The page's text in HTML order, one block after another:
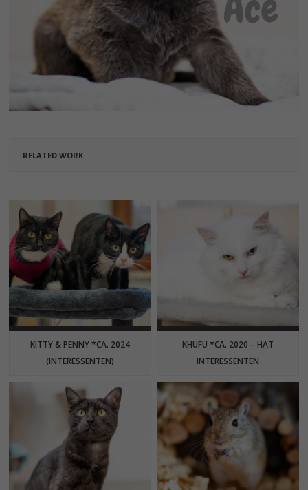
RELATED WORK
KITTY & PENNY *CA. 2024
(INTERESSENTEN)
KHUFU *CA. 2020 – HAT
INTERESSENTEN